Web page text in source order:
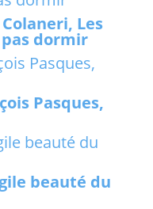
Les
dormir
Pasques,
beauté du